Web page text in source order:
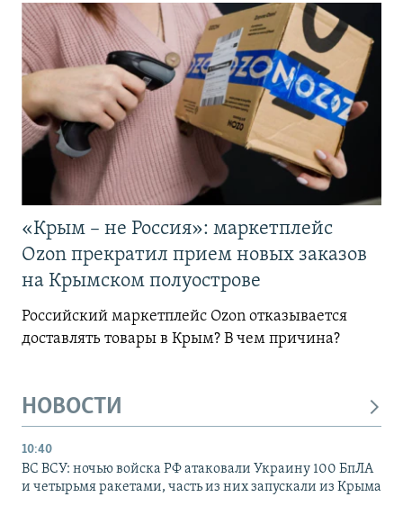
«Крым – не Россия»: маркетплейс
Ozon прекратил прием новых заказов
на Крымском полуострове
Российский маркетплейс Ozon отказывается
доставлять товары в Крым? В чем причина?
НОВОСТИ
10:40
ВС ВСУ: ночью войска РФ атаковали Украину 100 БпЛА
и четырьмя ракетами, часть из них запускали из Крыма